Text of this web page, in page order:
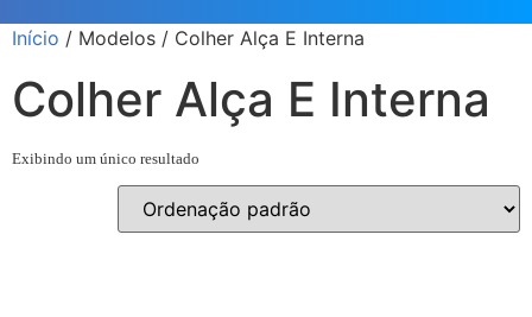
Início / Modelos / Colher Alça E Interna
Colher Alça E Interna
Exibindo um único resultado